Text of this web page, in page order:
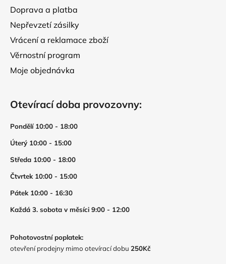
Doprava a platba
Nepřevzetí zásilky
Vrácení a reklamace zboží
Věrnostní program
Moje objednávka
Otevírací doba provozovny:
Pondělí 10:00 - 18:00
Úterý 10:00 - 15:00
Středa 10:00 - 18:00
Čtvrtek 10:00 - 15:00
Pátek 10:00 - 16:30
Každá 3. sobota v měsíci 9:00 - 12:00
Pohotovostní poplatek:
otevření prodejny mimo otevírací dobu 250Kč